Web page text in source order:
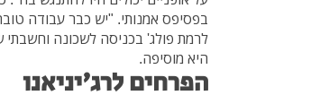
בפסיפס אמנותי. "יש כבר עבודה
לרמת פולג' בכניסה לשכונה
היא מוסיפה.
הפרחים לרג'יניאנו